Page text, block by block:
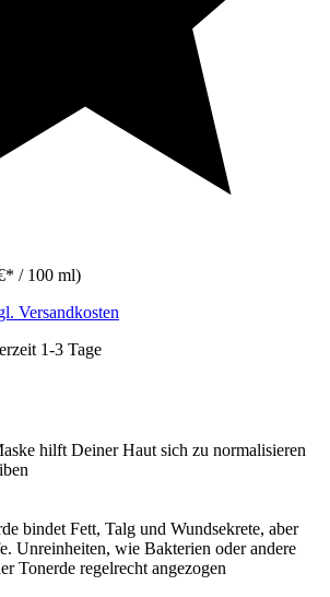
/ 100 ml)
Versandkosten
1-3 Tage
hilft Deiner Haut sich zu normalisieren
bindet Fett, Talg und Wundsekrete, aber
Unreinheiten, wie Bakterien oder andere
Tonerde regelrecht angezogen